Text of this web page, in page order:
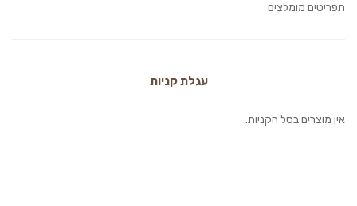
תפריטים מומלצים
עגלת קניות
אין מוצרים בסל הקניות.